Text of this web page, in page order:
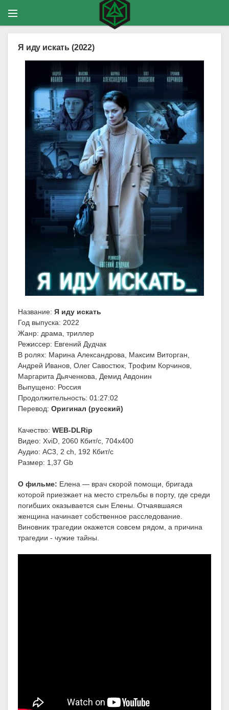
Я иду искать (2022)
Название: Я иду искать
Год выпуска: 2022
Жанр: драма, триллер
Режиссер: Евгений Дудчак
В ролях: Марина Александрова, Максим Виторган,
Андрей Иванов, Олег Савостюк, Трофим Корчинов,
Маргарита Дьяченкова, Демид Авдонин
Выпущено: Россия
Продолжительность: 01:27:02
Перевод: Оригинал (русский)
Качество: WEB-DLRip
Видео: XviD, 2060 Кбит/с, 704x400
Аудио: AC3, 2 ch, 192 Кбит/с
Размер: 1,37 Gb
О фильме: Елена — врач скорой помощи, бригада
которой приезжает на место стрельбы в порту, где среди
погибших оказывается сын Елены. Отчаявшаяся
женщина начинает собственное расследование.
Виновник трагедии окажется совсем рядом, а причина
трагедии - чужие тайны.